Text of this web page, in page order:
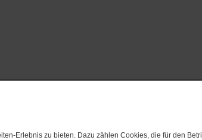
Erlebnis zu bieten. Dazu zählen Cookies, die für den